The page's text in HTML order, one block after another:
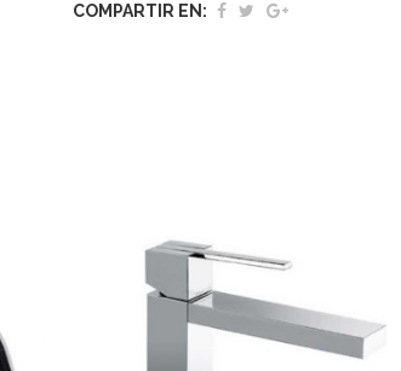
COMPARTIR EN: